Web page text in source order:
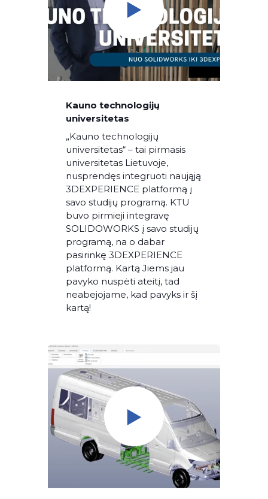
Kauno technologijų
universitetas
„Kauno technologijų
universitetas“ – tai pirmasis
universitetas Lietuvoje,
nusprendęs integruoti naująją
3DEXPERIENCE platformą į
savo studijų programą. KTU
buvo pirmieji integravę
SOLIDOWORKS į savo studijų
programą, na o dabar
pasirinkę 3DEXPERIENCE
platformą. Kartą Jiems jau
pavyko nuspėti ateitį, tad
neabejojame, kad pavyks ir šį
kartą!